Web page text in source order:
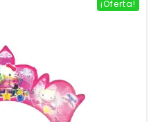
¡Oferta!